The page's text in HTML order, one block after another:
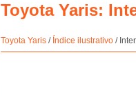
Toyota Yaris:
Toyota Yaris / Índice ilustrativo /